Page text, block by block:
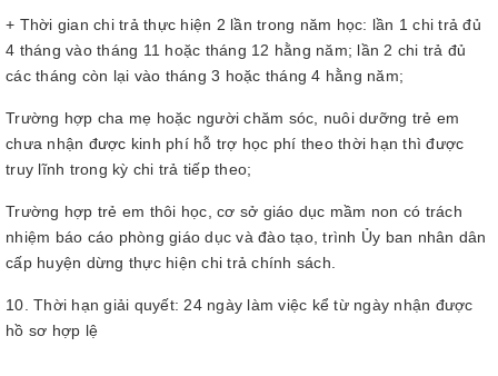
+ Thời gian chi trả thực hiện 2 lần trong năm học: lần 1 chi trả đủ
4 tháng vào tháng 11 hoặc tháng 12 hằng năm; lần 2 chi trả đủ
các tháng còn lại vào tháng 3 hoặc tháng 4 hằng năm;
Trường hợp cha mẹ hoặc người chăm sóc, nuôi dưỡng trẻ em
chưa nhận được kinh phí hỗ trợ học phí theo thời hạn thì được
truy lĩnh trong kỳ chi trả tiếp theo;
Trường hợp trẻ em thôi học, cơ sở giáo dục mầm non có trách
nhiệm báo cáo phòng giáo dục và đào tạo, trình Ủy ban nhân dân
cấp huyện dừng thực hiện chi trả chính sách.
10. Thời hạn giải quyết: 24 ngày làm việc kể từ ngày nhận được
hồ sơ hợp lệ